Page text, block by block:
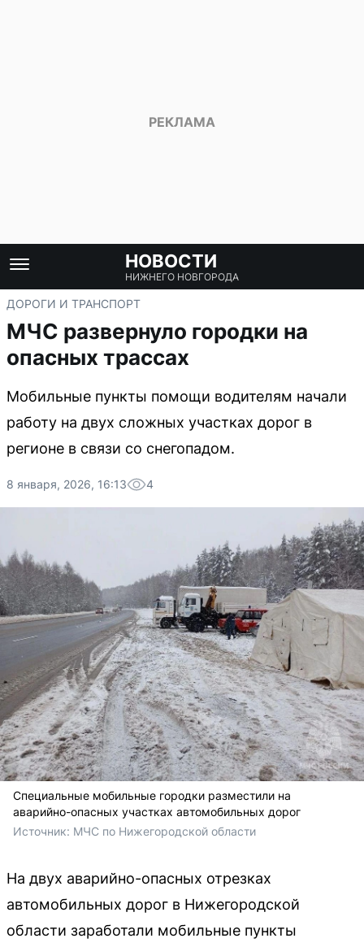
НОВОСТИ
НИЖНЕГО НОВГОРОДА
ДОРОГИ И ТРАНСПОРТ
МЧС развернуло городки на
опасных трассах
Мобильные пункты помощи водителям начали
работу на двух сложных участках дорог в
регионе в связи со снегопадом.
8 января, 2026, 16:13 4
Специальные мобильные городки разместили на
аварийно-опасных участках автомобильных дорог
Источник: МЧС по Нижегородской области
На двух аварийно-опасных отрезках
автомобильных дорог в Нижегородской
области заработали мобильные пункты